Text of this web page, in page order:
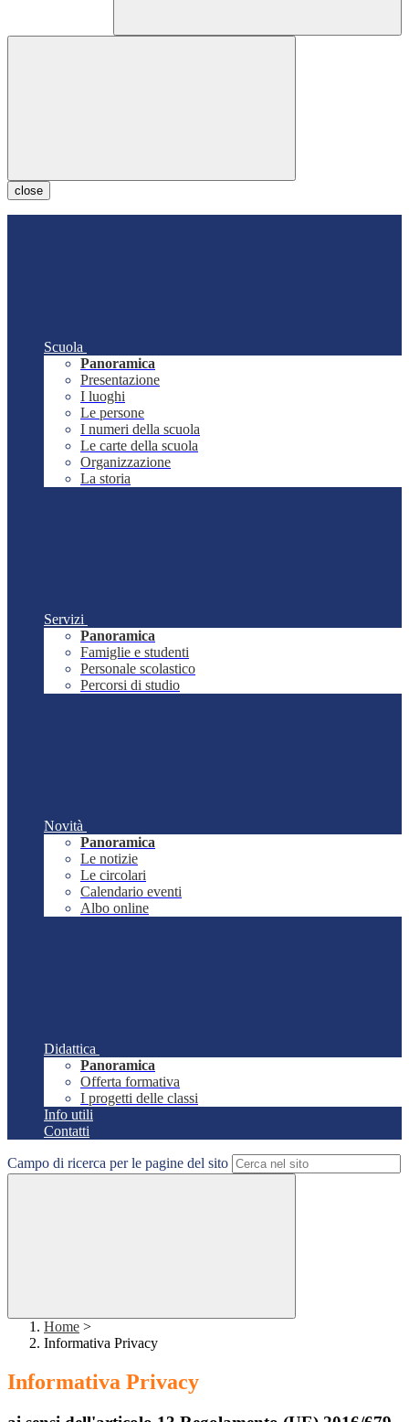
close
Scuola
Panoramica
Presentazione
I luoghi
Le persone
I numeri della scuola
Le carte della scuola
Organizzazione
La storia
Servizi
Panoramica
Famiglie e studenti
Personale scolastico
Percorsi di studio
Novità
Panoramica
Le notizie
Le circolari
Calendario eventi
Albo online
Didattica
Panoramica
Offerta formativa
I progetti delle classi
Info utili
Contatti
Campo di ricerca per le pagine del sito
Home >
Informativa Privacy
Informativa Privacy